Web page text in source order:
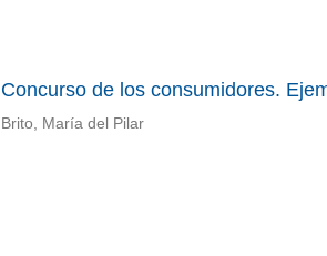
Concurso de los consumidores.
Brito, María del Pilar